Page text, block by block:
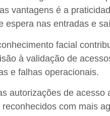
vantagens é a
espera nas entradas e
facial
à validação de
e falhas operacionais.
autorizações de acesso
com mais